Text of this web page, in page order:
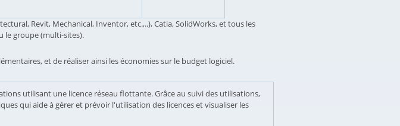
Revit, Mechanical, Inventor, etc.,..), Catia, SolidWorks, et tous les
le groupe (multi-sites).
et de réaliser ainsi les économies sur le budget logiciel.
utilisant une licence réseau flottante. Grâce au suivi des utilisations,
qui aide à gérer et prévoir l'utilisation des licences et visualiser les